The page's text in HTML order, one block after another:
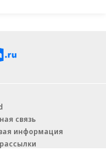
связь
информация